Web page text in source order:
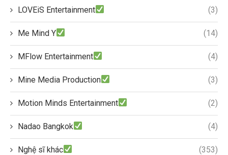
LOVEiS Entertainment (3)
Me Mind Y (14)
MFlow Entertainment (4)
Mine Media Production (3)
Motion Minds Entertainment (2)
Nadao Bangkok (4)
Nghệ sĩ khác (353)